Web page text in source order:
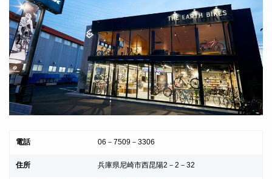
電話 06－7509－3306
住所 兵庫県尼崎市西昆陽2－2－32